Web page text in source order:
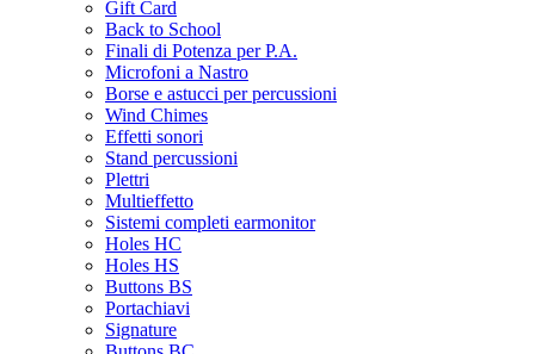
Gift Card
Back to School
Finali di Potenza per P.A.
Microfoni a Nastro
Borse e astucci per percussioni
Wind Chimes
Effetti sonori
Stand percussioni
Plettri
Multieffetto
Sistemi completi earmonitor
Holes HC
Holes HS
Buttons BS
Portachiavi
Signature